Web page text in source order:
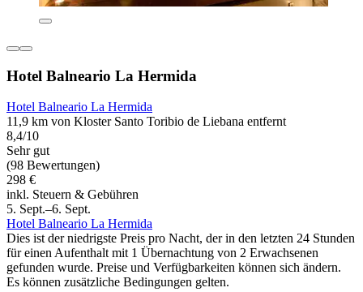
Hotel Balneario La Hermida
Hotel Balneario La Hermida
11,9 km von Kloster Santo Toribio de Liebana entfernt
8,4/10
Sehr gut
(98 Bewertungen)
298 €
inkl. Steuern & Gebühren
5. Sept.–6. Sept.
Hotel Balneario La Hermida
Dies ist der niedrigste Preis pro Nacht, der in den letzten 24 Stunden
für einen Aufenthalt mit 1 Übernachtung von 2 Erwachsenen
gefunden wurde. Preise und Verfügbarkeiten können sich ändern.
Es können zusätzliche Bedingungen gelten.